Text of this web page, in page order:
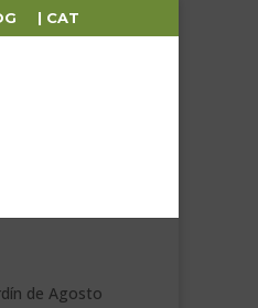
| CAT
de Agosto